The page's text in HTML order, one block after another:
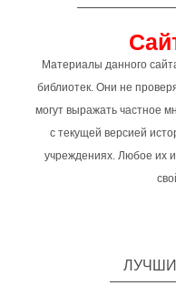
Материалы данного
библиотек. Они не
могут выражать частное
с текущей версией
учреждениях. Любое их